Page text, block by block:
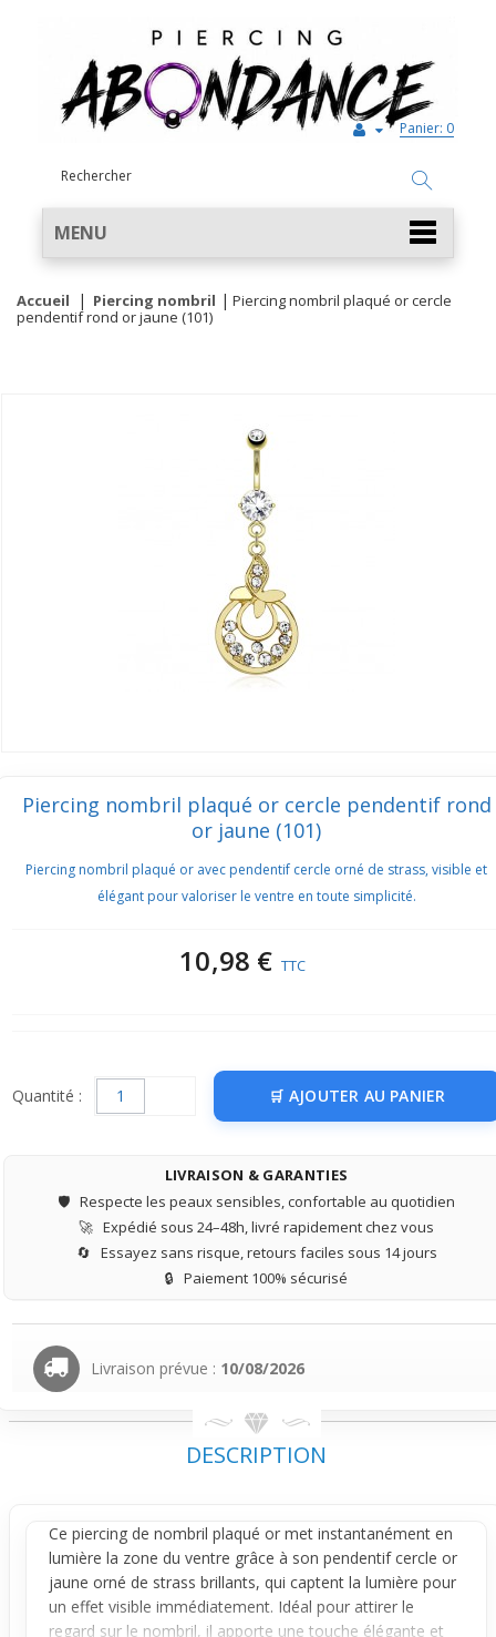
Panier: 0
MENU
Accueil Piercing nombril
Piercing nombril plaqué or cercle
pendentif rond or jaune (101)
Piercing nombril plaqué or cercle pendentif rond
or jaune (101)
Piercing nombril plaqué or avec pendentif cercle orné de strass, visible et
élégant pour valoriser le ventre en toute simplicité.
10,98 € TTC
Quantité : AJOUTER AU PANIER
LIVRAISON & GARANTIES
🛡️ Respecte les peaux sensibles, confortable au quotidien
🚀 Expédié sous 24–48h, livré rapidement chez vous
🔄 Essayez sans risque, retours faciles sous 14 jours
🔒 Paiement 100% sécurisé
Livraison prévue : 10/08/2026
DESCRIPTION
Ce piercing de nombril plaqué or met instantanément en
lumière la zone du ventre grâce à son pendentifcercle or
jaune orné de strass brillants, qui captent la lumière pour
un effet visible immédiatement. Idéal pour attirer le
regard sur le nombril, il apporte une touche élégante et